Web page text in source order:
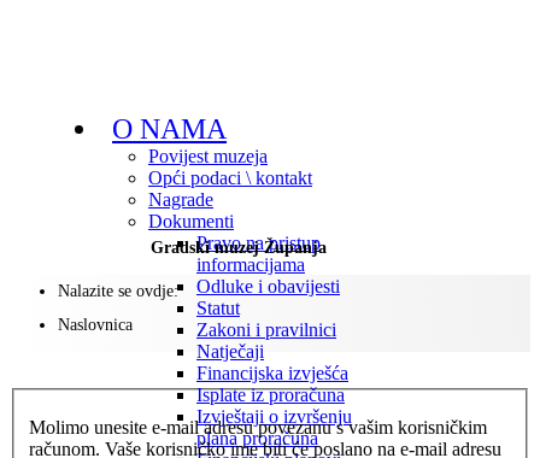
O NAMA
Povijest muzeja
Opći podaci \ kontakt
Nagrade
Dokumenti
Pravo na pristup
informacijama
Odluke i obavijesti
Statut
Zakoni i pravilnici
Natječaji
Financijska izvješća
Isplate iz proračuna
Izvještaji o izvršenju
plana proračuna
Gradski muzej Županja
Nalazite se ovdje:
Naslovnica
Molimo unesite e-mail adresu povezanu s vašim korisničkim
računom. Vaše korisničko ime biti će poslano na e-mail adresu